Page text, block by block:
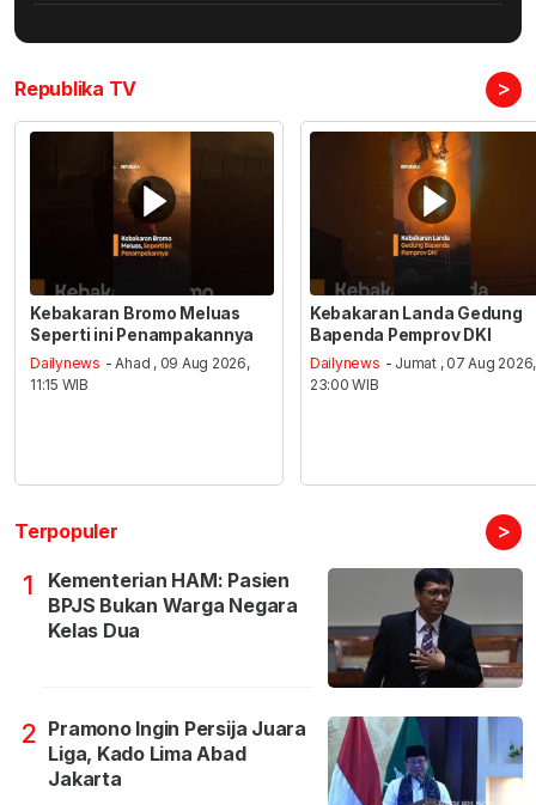
Republika TV >
Kebakaran Bromo Meluas
Seperti ini Penampakannya
Dailynews - Ahad , 09 Aug 2026,
11:15 WIB
Kebakaran Landa Gedung
Bapenda Pemprov DKI
Dailynews - Jumat , 07 Aug 2026,
23:00 WIB
Terpopuler >
1
Kementerian HAM: Pasien
BPJS Bukan Warga Negara
Kelas Dua
2 Pramono Ingin Persija Juara
Liga, Kado Lima Abad
Jakarta